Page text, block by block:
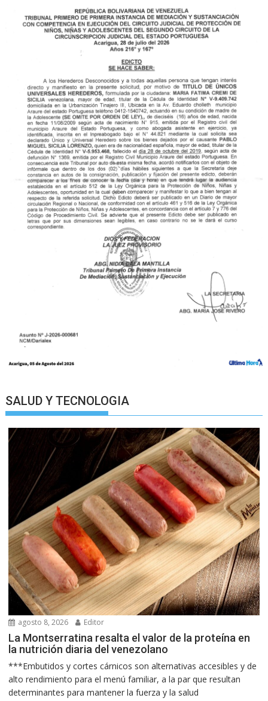
SALUD Y TECNOLOGIA
agosto 8, 2026 Editor
La Montserratina resalta el valor de la proteína en
la nutrición diaria del venezolano
***Embutidos y cortes cárnicos son alternativas accesibles y de
alto rendimiento para el menú familiar, a la par que resultan
determinantes para mantener la fuerza y la salud